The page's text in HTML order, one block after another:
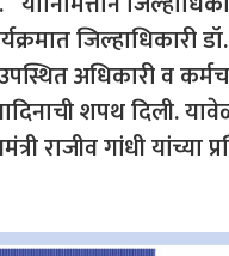
जिल्हाधिकारी
अधिकारी व
शपथ दिली.
राजीव गांधी यांच्या